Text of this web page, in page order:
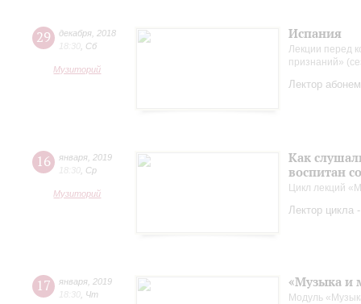
29 декабря 2018
18:30 Сб
Музиторий
Испания
Лекции перед
признаний»
Лектор
16 января 2019
18:30 Ср
Музиторий
Как
воспитан
Цикл лекций
Лектор цикла
17 января 2019
18:30 Чт
«Музыка и
Модуль